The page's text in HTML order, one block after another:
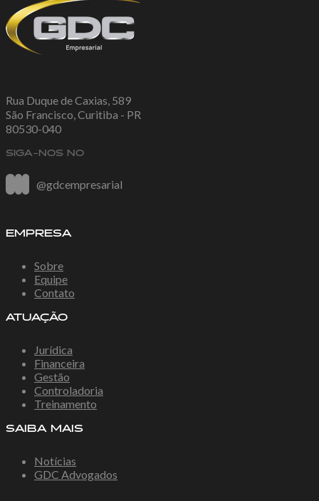
Rua Duque de Caxias, 589
São Francisco, Curitiba - PR
80530-040
SIGA-NOS NO
@gdcempresarial
EMPRESA
Sobre
Equipe
Contato
ATUAÇÃO
Jurídica
Financeira
Gestão
Controladoria
Treinamento
SAIBA MAIS
Notícias
GDC Advogados